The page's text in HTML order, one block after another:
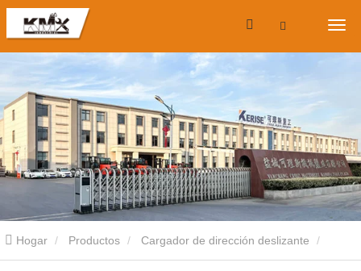
Hogar Productos Cargador de dirección deslizante